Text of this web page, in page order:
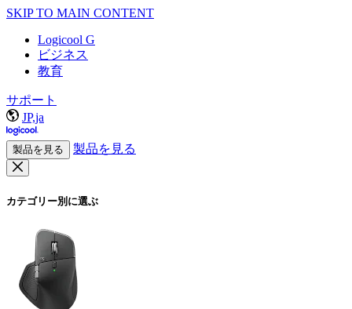
SKIP TO MAIN CONTENT
Logicool G
ビジネス
教育
サポート
JP,ja
製品を見る 製品を見る
カテゴリー別に選ぶ